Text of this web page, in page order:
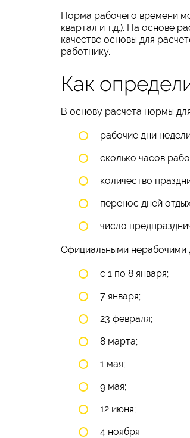
Норма рабочего времени
квартал и т.д.). На основе
качестве основы для
работнику.
Как
В основу расчета нормы
рабочие дни
сколько часов
количество
перенос дней
число
Официальными нерабочими
с 1 по 8 января;
7 января;
23 февраля;
8 марта;
1 мая;
9 мая;
12 июня;
4 ноября.